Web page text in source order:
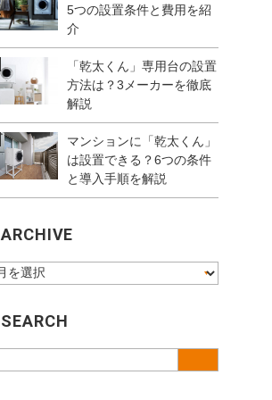
5つの設置条件と費用を紹
介
「乾太くん」専用台の設置
方法は？3メーカーを徹底
解説
マンションに「乾太くん」
は設置できる？6つの条件
と導入手順を解説
ARCHIVE
SEARCH